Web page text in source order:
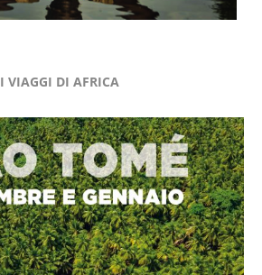
I VIAGGI DI AFRICA